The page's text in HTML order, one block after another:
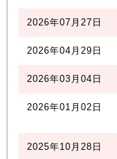
2026年07月27日
2026年04月29日
2026年03月04日
2026年01月02日
2025年10月28日